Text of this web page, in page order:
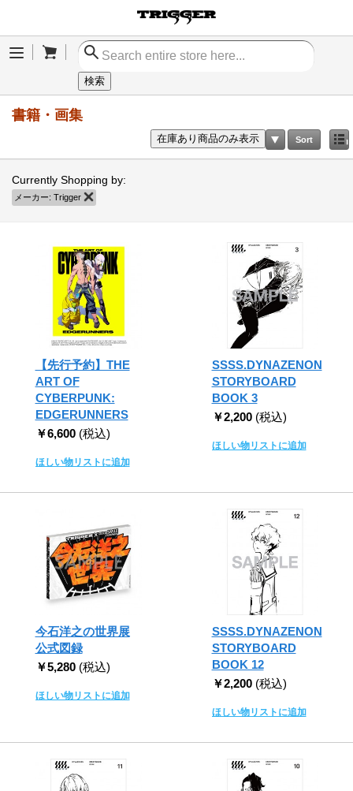
Menu
検索
書籍・画集
Sort
在庫あり商品のみ表示
Currently Shopping by:
メーカー: Trigger
【先行予約】THE
ART OF
CYBERPUNK:
EDGERUNNERS
￥6,600 (税込)
ほしい物リストに追加
SSSS.DYNAZENON
STORYBOARD
BOOK 3
￥2,200 (税込)
ほしい物リストに追加
今石洋之の世界展
公式図録
￥5,280 (税込)
ほしい物リストに追加
SSSS.DYNAZENON
STORYBOARD
BOOK 12
￥2,200 (税込)
ほしい物リストに追加